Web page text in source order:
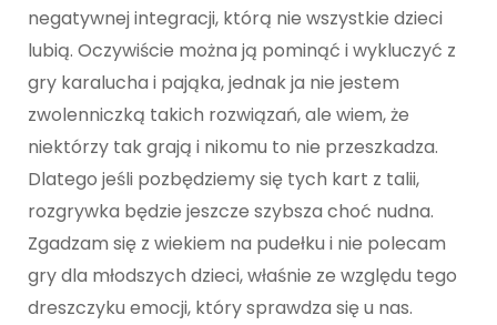
negatywnej integracji, którą nie wszystkie dzieci
lubią. Oczywiście można ją pominąć i wykluczyć z
gry karalucha i pająka, jednak ja nie jestem
zwolenniczką takich rozwiązań, ale wiem, że
niektórzy tak grają i nikomu to nie przeszkadza.
Dlatego jeśli pozbędziemy się tych kart z talii,
rozgrywka będzie jeszcze szybsza choć nudna.
Zgadzam się z wiekiem na pudełku i nie polecam
gry dla młodszych dzieci, właśnie ze względu tego
dreszczyku emocji, który sprawdza się u nas.